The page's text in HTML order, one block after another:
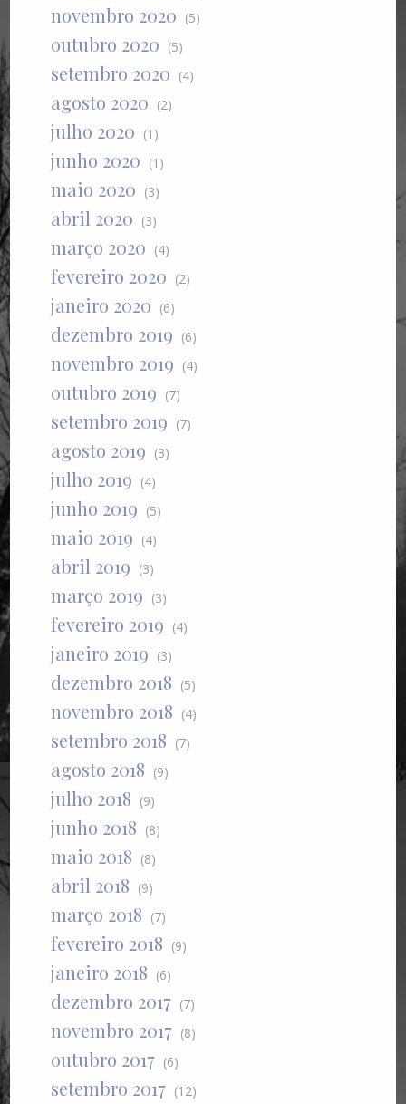
novembro 2020 (5)
outubro 2020 (5)
setembro 2020 (4)
agosto 2020 (2)
julho 2020 (1)
junho 2020 (1)
maio 2020 (3)
abril 2020 (3)
março 2020 (4)
fevereiro 2020 (2)
janeiro 2020 (6)
dezembro 2019 (6)
novembro 2019 (4)
outubro 2019 (7)
setembro 2019 (7)
agosto 2019 (3)
julho 2019 (4)
junho 2019 (5)
maio 2019 (4)
abril 2019 (3)
março 2019 (3)
fevereiro 2019 (4)
janeiro 2019 (3)
dezembro 2018 (5)
novembro 2018 (4)
setembro 2018 (7)
agosto 2018 (9)
julho 2018 (9)
junho 2018 (8)
maio 2018 (8)
abril 2018 (9)
março 2018 (7)
fevereiro 2018 (9)
janeiro 2018 (6)
dezembro 2017 (7)
novembro 2017 (8)
outubro 2017 (6)
setembro 2017 (12)